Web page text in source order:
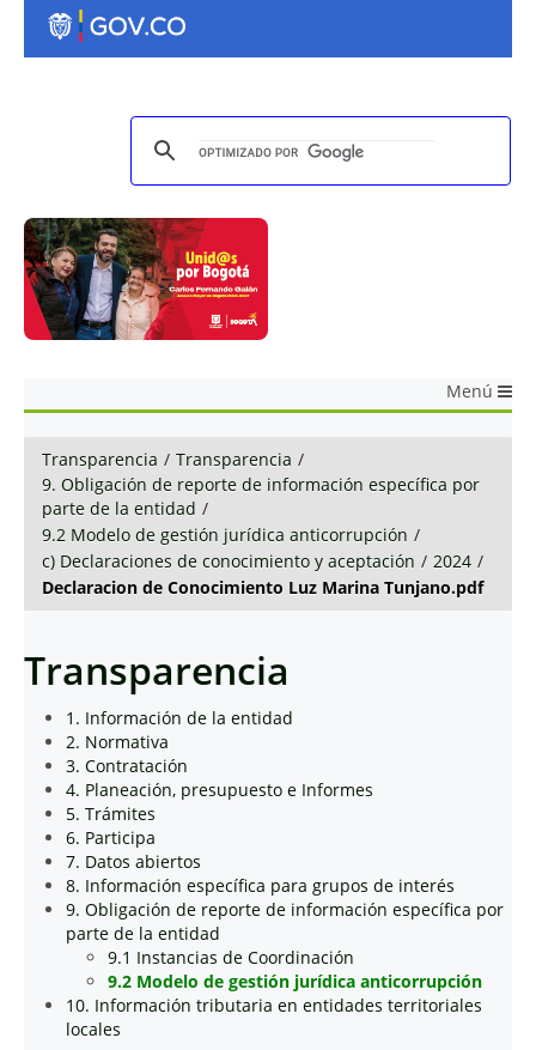
Menú
Transparencia / Transparencia /
9. Obligación de reporte de información específica por
parte de la entidad /
9.2 Modelo de gestión jurídica anticorrupción /
c) Declaraciones de conocimiento y aceptación / 2024 /
Declaracion de Conocimiento Luz Marina Tunjano.pdf
Transparencia
1. Información de la entidad
2. Normativa
3. Contratación
4. Planeación, presupuesto e Informes
5. Trámites
6. Participa
7. Datos abiertos
8. Información específica para grupos de interés
9. Obligación de reporte de información específica por
parte de la entidad
9.1 Instancias de Coordinación
9.2 Modelo de gestión jurídica anticorrupción
10. Información tributaria en entidades territoriales
locales